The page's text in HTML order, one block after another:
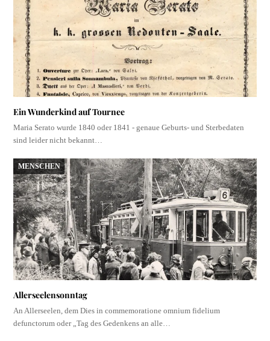
Ein Wunderkind auf Tournee
Maria Serato wurde 1840 oder 1841 - genaue Geburts- und Sterbedaten
sind leider nicht bekannt…
MENSCHEN
Allerseelensonntag
An Allerseelen, dem Dies in commemoratione omnium fidelium
defunctorum oder „Tag des Gedenkens an alle…